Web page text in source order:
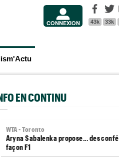
CONNEXION 43k 33k
EN CONTINU
WTA - Toronto
Aryna Sabalenka propose... des
façon F1